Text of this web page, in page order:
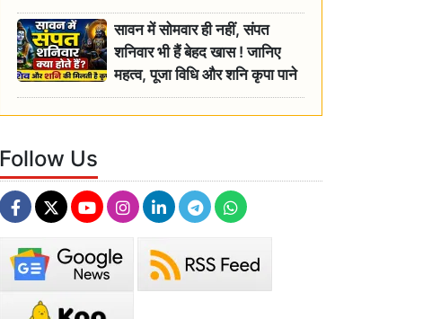
क्या था कनेक्शन?
सावन में सोमवार ही नहीं, संपत
शनिवार भी हैं बेहद खास ! जानिए
महत्व, पूजा विधि और शनि कृपा पाने
के आसान उपाय
Follow Us